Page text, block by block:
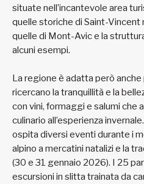
situate nell’incantevole area
quelle storiche di Saint-Vincent
quelle di Mont-Avic e la
alcuni esempi.
La regione è adatta però
ricercano la tranquillità e la
con vini, formaggi e salumi che
culinario all’esperienza
ospita diversi eventi durante i
alpino a mercatini natalizi e la
(30 e 31 gennaio 2026). I 25
escursioni in slitta trainata da